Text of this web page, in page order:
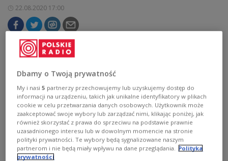
22.08.2020 17:00
До жовтня на прикордонному переході
Дорогуськ-Ягодин відбуватиметься ремонт,
що і є головною причиною черг на цій
ділянці кордону
Dbamy o Twoją prywatność
My i nasi5 partnerzy przechowujemy lub uzyskujemy dostęp do
informacji na urządzeniu, takich jak unikalne identyfikatory w plikach
cookie w celu przetwarzania danych osobowych. Użytkownik może
zaakceptować swoje wybory lub zarządzać nimi, klikając poniżej, jak
również skorzystać z prawa do sprzeciwu na podstawie prawnie
uzasadnionego interesu lub w dowolnym momencie na stronie
polityki prywatności. Te wybory będą sygnalizowane naszym
partnerom i nie będą miały wpływu na dane przeglądania.
Polityka
prywatności